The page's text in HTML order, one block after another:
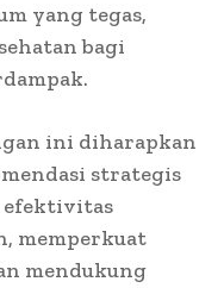
yang tegas,
bagi
ini diharapkan
strategis
efektivitas
memperkuat
mendukung